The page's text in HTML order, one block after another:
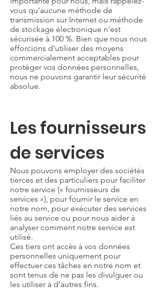
vous qu'aucune méthode de
transmission sur Internet ou méthode
de stockage électronique n'est
sécurisée à 100 %. Bien que nous nous
efforcions d'utiliser des moyens
commercialement acceptables pour
protéger vos données personnelles,
nous ne pouvons garantir leur sécurité
absolue.
Les fournisseurs
de services
Nous pouvons employer des sociétés
tierces et des particuliers pour faciliter
notre service (« fournisseurs de
services »), pour fournir le service en
notre nom, pour exécuter des services
liés au service ou pour nous aider à
analyser comment notre service est
utilisé.
Ces tiers ont accès à vos données
personnelles uniquement pour
effectuer ces tâches en notre nom et
sont tenus de ne pas les divulguer ou
les utiliser à d'autres fins.